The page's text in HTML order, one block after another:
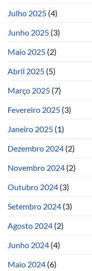
Julho 2025 (4)
Junho 2025 (3)
Maio 2025 (2)
Abril 2025 (5)
Março 2025 (7)
Fevereiro 2025 (3)
Janeiro 2025 (1)
Dezembro 2024 (2)
Novembro 2024 (2)
Outubro 2024 (3)
Setembro 2024 (3)
Agosto 2024 (2)
Junho 2024 (4)
Maio 2024 (6)